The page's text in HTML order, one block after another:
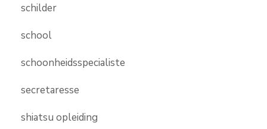
schilder
school
schoonheidsspecialiste
secretaresse
shiatsu opleiding